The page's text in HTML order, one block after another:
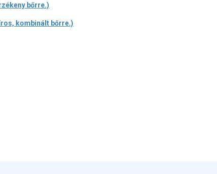
bőrre.)
kombinált bőrre.)